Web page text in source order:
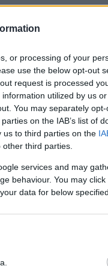
or processing of your
use the below opt-out
request is processed
utilized by us
You may separately
on the IAB’s list of
us to third parties on the
third parties.
services and may
behaviour. You may
data for below
ΟΗΕ να
φωσφόρου
Λιβάνου και ο
Τρίτη ο
του.
62
άμαχοι.
Αμνηστία,
πυρομαχικά